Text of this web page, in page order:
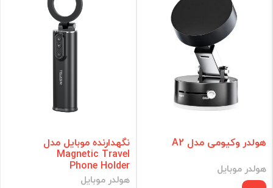
هولدر وکیومی مدل A2
هولدر موبایل
نگهدارنده موبایل مدل
Magnetic Travel
Phone Holder
هولدر موبایل